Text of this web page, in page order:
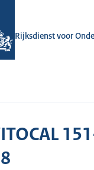
Rijksdienst voor